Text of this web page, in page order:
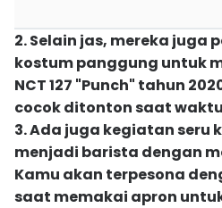
2. Selain jas, mereka juga
kostum panggung untuk
NCT 127 "Punch" tahun
cocok ditonton saat
3. Ada juga kegiatan seru
menjadi barista dengan
Kamu akan terpesona
saat memakai apron